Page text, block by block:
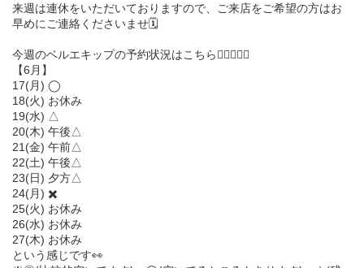
来週は連休をいただいておりますので、ご来店をご希望の方はお
早めにご連絡くださいませ🗓️
今週のベルエキップの予約状況はこちら💁🏻‍♀️💁‍♂️
【6月】
17(月) ◯
18(火) お休み
19(水) △
20(木) 午後△
21(金) 午前△
22(土) 午後△
23(日) 夕方△
24(月) ✖️
25(火) お休み
26(水) お休み
27(木) お休み
という感じです👀